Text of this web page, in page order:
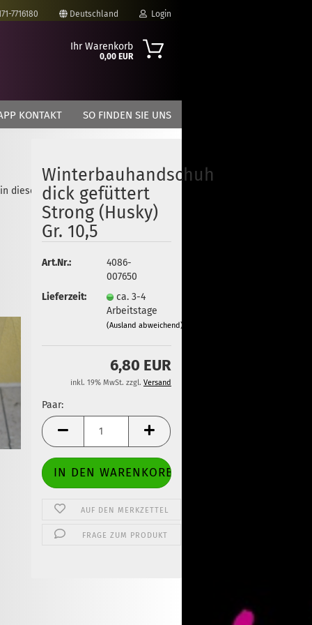
7716180 Deutschland Login
erstellen
vergessen?
Ihr Warenkorb
0,00 EUR
KONTAKT SO FINDEN SIE UNS
dieser Kategorie
Winterbauhandschuh
dick gefüttert
Strong (Husky)
Gr. 10,5
Art.Nr.:
4086-
007650
Lieferzeit:
ca. 3-4
Arbeitstage
(Ausland abweichend)
6,80 EUR
inkl. 19% MwSt. zzgl. Versand
Paar:
Paar
AUF DEN MERKZETTEL
FRAGE ZUM PRODUKT